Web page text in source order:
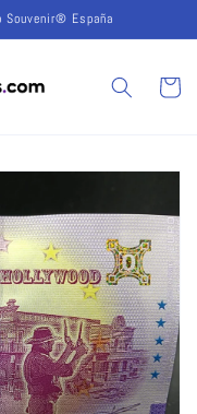
Souvenir® España
Carrito